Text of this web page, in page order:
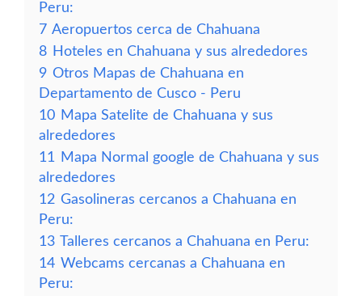
Peru:
7 Aeropuertos cerca de Chahuana
8 Hoteles en Chahuana y sus alrededores
9 Otros Mapas de Chahuana en
Departamento de Cusco - Peru
10 Mapa Satelite de Chahuana y sus
alrededores
11
Mapa Normal google de Chahuana y sus
alrededores
12 Gasolineras cercanos a Chahuana en
Peru:
13 Talleres cercanos a Chahuana en Peru:
14 Webcams cercanas a Chahuana en
Peru: